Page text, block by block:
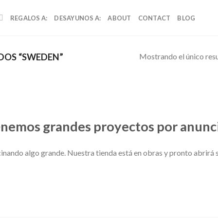
REGALOS A: DESAYUNOS A: ABOUT CONTACT BLOG
“SWEDEN” Mostrando el único
grandes proyectos por
algo grande. Nuestra tienda está en obras y pronto abrirá